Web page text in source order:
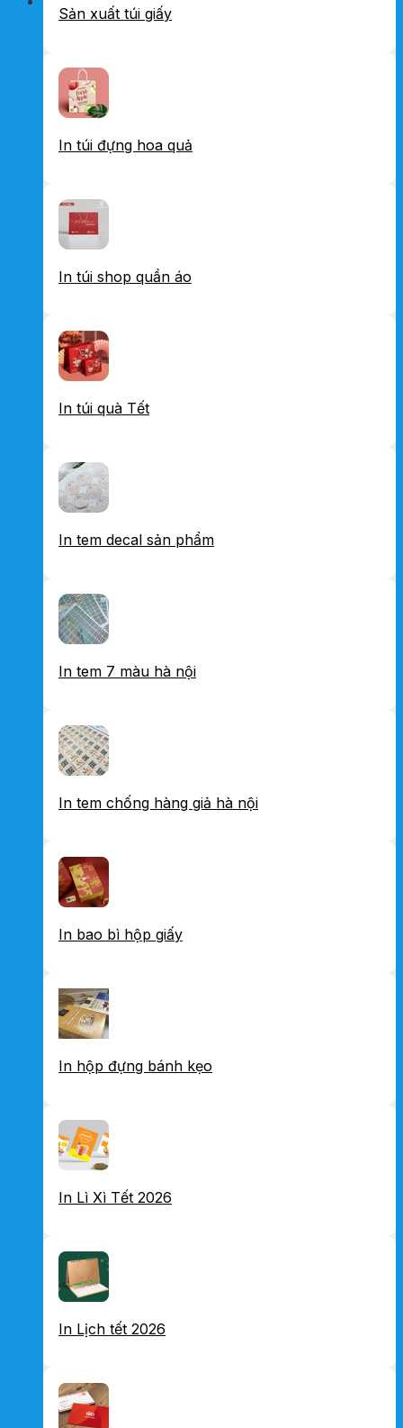
Sản xuất túi giấy
In túi đựng hoa quả
In túi shop quần áo
In túi quà Tết
In tem decal sản phẩm
In tem 7 màu hà nội
In tem chống hàng giả hà nội
In bao bì hộp giấy
In hộp đựng bánh kẹo
In Lì Xì Tết 2026
In Lịch tết 2026